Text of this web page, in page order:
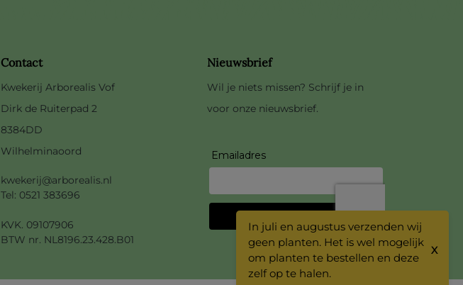
Contact
Kwekerij Arborealis Vof
Dirk de Ruiterpad 2
8384DD
Wilhelminaoord
kwekerij@arborealis.nl
Tel: 0521 383696
KVK. 09107906
BTW nr. NL8196.23.428.B01
Nieuwsbrief
Wil je niets missen? Schrijf je in
voor onze nieuwsbrief.
In juli en augustus verzenden wij
geen planten. Het is wel mogelijk
om planten te bestellen en deze
zelf op te halen.
X